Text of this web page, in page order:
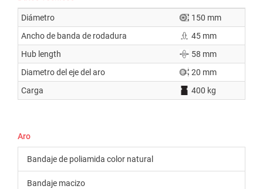
Diámetro
150 mm
Ancho de banda de rodadura
45 mm
Hub length
58 mm
Diametro del eje del aro
20 mm
Carga
400 kg
Aro
Bandaje de poliamida color natural
Bandaje macizo